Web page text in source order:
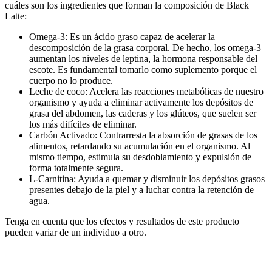
cuáles son los ingredientes que forman la composición de Black
Latte:
Omega-3: Es un ácido graso capaz de acelerar la
descomposición de la grasa corporal. De hecho, los omega-3
aumentan los niveles de leptina, la hormona responsable del
escote. Es fundamental tomarlo como suplemento porque el
cuerpo no lo produce.
Leche de coco: Acelera las reacciones metabólicas de nuestro
organismo y ayuda a eliminar activamente los depósitos de
grasa del abdomen, las caderas y los glúteos, que suelen ser
los más difíciles de eliminar.
Carbón Activado: Contrarresta la absorción de grasas de los
alimentos, retardando su acumulación en el organismo. Al
mismo tiempo, estimula su desdoblamiento y expulsión de
forma totalmente segura.
L-Carnitina: Ayuda a quemar y disminuir los depósitos grasos
presentes debajo de la piel y a luchar contra la retención de
agua.
Tenga en cuenta que los efectos y resultados de este producto
pueden variar de un individuo a otro.